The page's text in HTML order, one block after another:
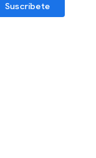
Suscríbete